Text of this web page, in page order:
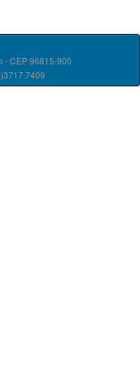
- CEP 96815-900